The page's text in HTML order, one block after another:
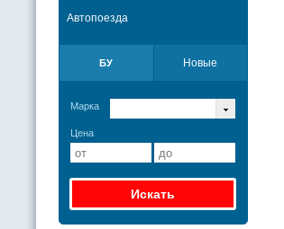
Автопоезда
БУ Новые
Марка
Цена